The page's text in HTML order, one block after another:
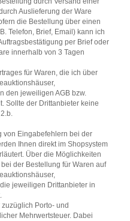
Auslieferung der Ware
die Bestellung über einen
Telefon, Brief, Email) kann ich
per Brief oder
innerhalb von 3 Tagen
für Waren, die ich über
den jeweiligen AGB bzw.
Sollte der Drittanbieter keine
von Eingabefehlern bei der
Ihnen direkt im Shopsystem
Über die Möglichkeiten
der Bestellung für Waren auf
jeweiligen Drittanbieter in
Porto- und
Mehrwertsteuer. Dabei